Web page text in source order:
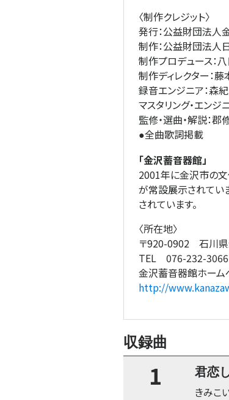
〈制作クレジット〉
発行：公益財団法人
制作：公益財団法人
制作プロデュース：
制作ディレクター：
録音エンジニア：森紀
マスタリング・エンジ
監修・選曲・解説：郡
●全曲歌詞掲載
「金沢蓄音器館」
2001年に金沢市の文
が常設展示されてい
されています。
〈所在地〉
〒920-0902 石川
TEL 076-232-
金沢蓄音器館ホーム
http://
収録曲
1 君恋
きみこ